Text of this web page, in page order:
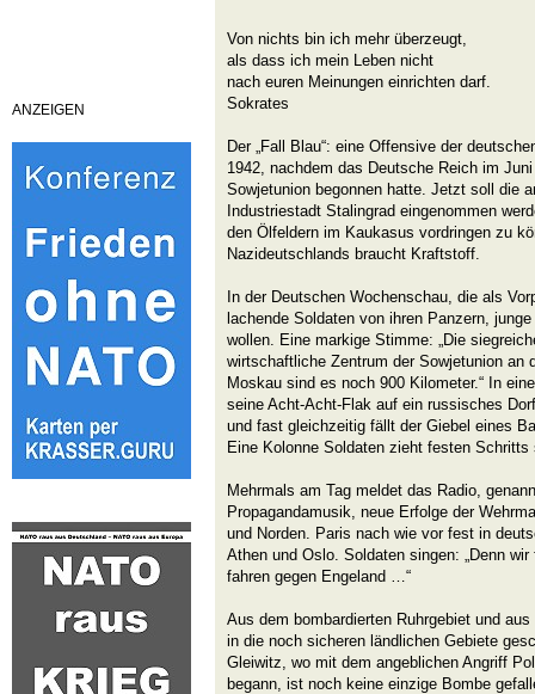
ANZEIGEN
Von nichts bin ich mehr überzeugt,
als dass ich mein Leben nicht
nach euren Meinungen einrichten darf.
Sokrates
Der „Fall Blau“: eine Offensive der
1942, nachdem das Deutsche Reich im
Sowjetunion begonnen hatte. Jetzt soll die
Industriestadt Stalingrad eingenommen
den Ölfeldern im Kaukasus vordringen zu
Nazideutschlands braucht Kraftstoff.
In der Deutschen Wochenschau, die als
lachende Soldaten von ihren Panzern,
wollen. Eine markige Stimme: „Die
wirtschaftliche Zentrum der Sowjetunion an
Moskau sind es noch 900 Kilometer.“ In
seine Acht-Acht-Flak auf ein russisches
und fast gleichzeitig fällt der Giebel eines
Eine Kolonne Soldaten zieht festen
Mehrmals am Tag meldet das Radio,
Propagandamusik, neue Erfolge der
und Norden. Paris nach wie vor fest in
Athen und Oslo. Soldaten singen: „Denn
fahren gegen Engeland …“
Aus dem bombardierten Ruhrgebiet und
in die noch sicheren ländlichen Gebiete
Gleiwitz, wo mit dem angeblichen Angriff
begann, ist noch keine einzige Bombe